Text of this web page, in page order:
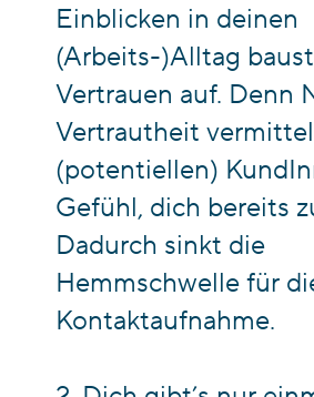
Einblicken in deinen
(Arbeits-)Alltag
Vertrauen auf. Denn
Vertrautheit
(potentiellen)
Gefühl, dich bereits
Dadurch sinkt die
Hemmschwelle für
Kontaktaufnahme.